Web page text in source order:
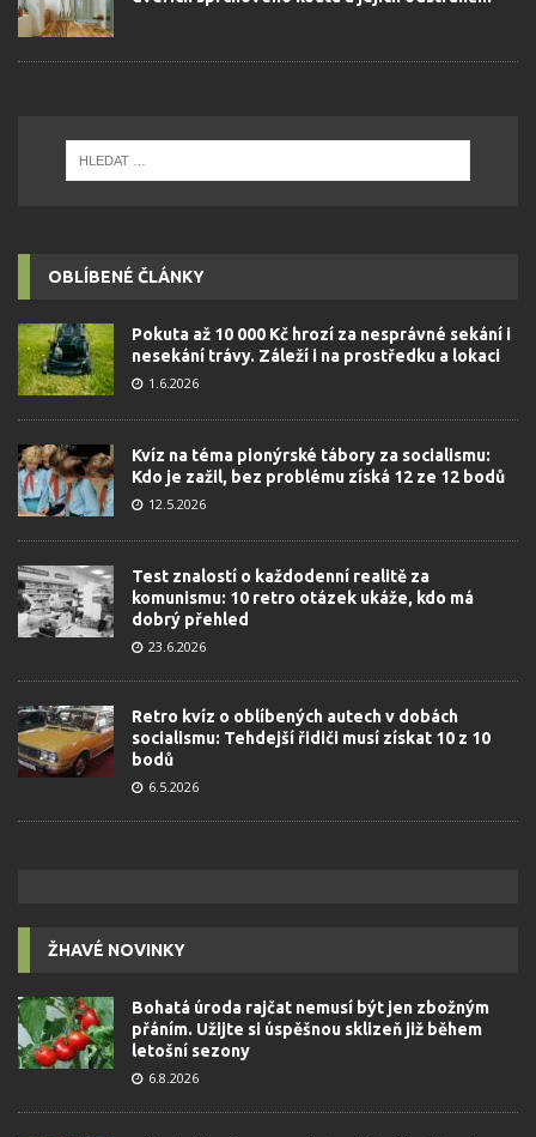
OBLÍBENÉ ČLÁNKY
Pokuta až 10 000 Kč hrozí za nesprávné sekání i
nesekání trávy. Záleží i na prostředku a lokaci
1.6.2026
Kvíz na téma pionýrské tábory za socialismu:
Kdo je zažil, bez problému získá 12 ze 12 bodů
12.5.2026
Test znalostí o každodenní realitě za
komunismu: 10 retro otázek ukáže, kdo má
dobrý přehled
23.6.2026
Retro kvíz o oblíbených autech v dobách
socialismu: Tehdejší řidiči musí získat 10 z 10
bodů
6.5.2026
ŽHAVÉ NOVINKY
Bohatá úroda rajčat nemusí být jen zbožným
přáním. Užijte si úspěšnou sklizeň již během
letošní sezony
6.8.2026